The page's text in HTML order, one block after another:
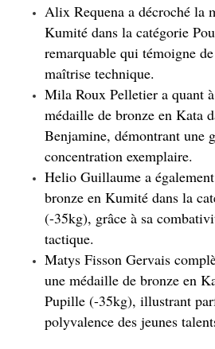
Alix Requena a décroché la
Kumité dans la catégorie
remarquable qui témoigne
maîtrise technique.
Mila Roux Pelletier a quant
médaille de bronze en Kata
Benjamine, démontrant une
concentration exemplaire.
Helio Guillaume a
bronze en Kumité dans la
(-35kg), grâce à sa
tactique.
Matys Fisson Gervais
une médaille de bronze en
Pupille (-35kg), illustrant
polyvalence des jeunes